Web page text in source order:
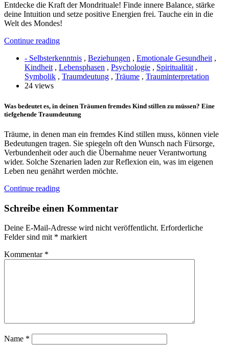
Entdecke die Kraft der Mondrituale! Finde innere Balance, stärke
deine Intuition und setze positive Energien frei. Tauche ein in die
Welt des Mondes!
Continue reading
- Selbsterkenntnis , Beziehungen , Emotionale Gesundheit,
Kindheit, Lebensphasen , Psychologie , Spiritualität,
Symbolik , Traumdeutung , Träume , Trauminterpretation
24 views
Was bedeutet es, in deinen Träumen fremdes Kind stillen zu müssen? Eine
tiefgehende Traumdeutung
Träume, in denen man ein fremdes Kind stillen muss, können viele
Bedeutungen tragen. Sie spiegeln oft den Wunsch nach Fürsorge,
Verbundenheit oder auch die Übernahme neuer Verantwortung
wider. Solche Szenarien laden zur Reflexion ein, was im eigenen
Leben neu genährt werden möchte.
Continue reading
Schreibe einen Kommentar
Deine E-Mail-Adresse wird nicht veröffentlicht. Erforderliche
Felder sind mit * markiert
Kommentar *
Name *